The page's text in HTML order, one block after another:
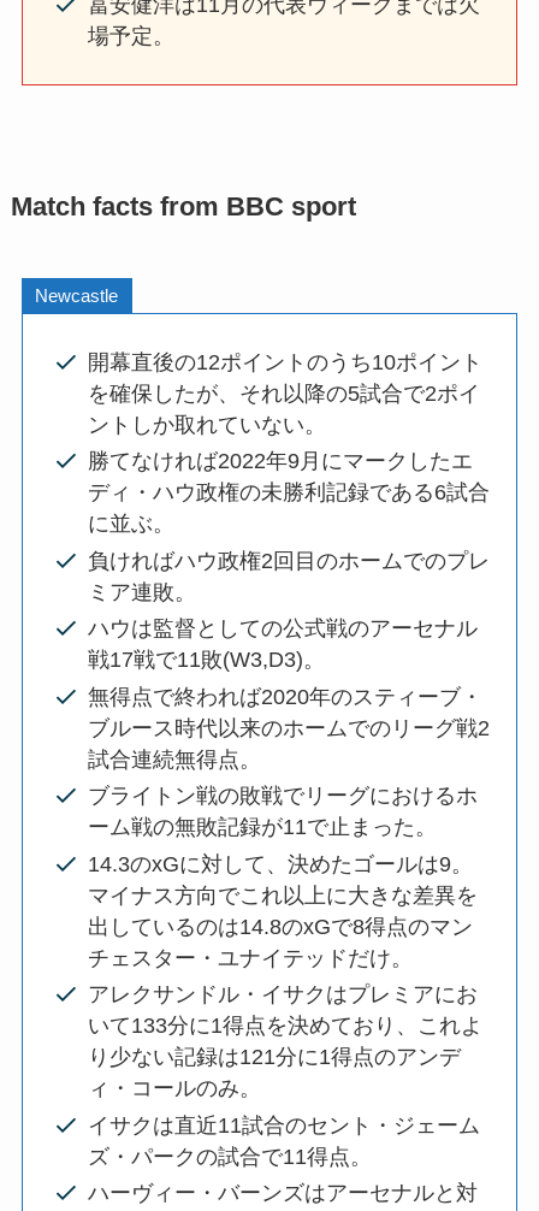
冨安健洋は11月の代表ウィークまでは欠
場予定。
Match facts from BBC sport
Newcastle
開幕直後の12ポイントのうち10ポイント
を確保したが、それ以降の5試合で2ポイ
ントしか取れていない。
勝てなければ2022年9月にマークしたエ
ディ・ハウ政権の未勝利記録である6試合
に並ぶ。
負ければハウ政権2回目のホームでのプレ
ミア連敗。
ハウは監督としての公式戦のアーセナル
戦17戦で11敗(W3,D3)。
無得点で終われば2020年のスティーブ・
ブルース時代以来のホームでのリーグ戦2
試合連続無得点。
ブライトン戦の敗戦でリーグにおけるホ
ーム戦の無敗記録が11で止まった。
14.3のxGに対して、決めたゴールは9。
マイナス方向でこれ以上に大きな差異を
出しているのは14.8のxGで8得点のマン
チェスター・ユナイテッドだけ。
アレクサンドル・イサクはプレミアにお
いて133分に1得点を決めており、これよ
り少ない記録は121分に1得点のアンデ
ィ・コールのみ。
イサクは直近11試合のセント・ジェーム
ズ・パークの試合で11得点。
ハーヴィー・バーンズはアーセナルと対